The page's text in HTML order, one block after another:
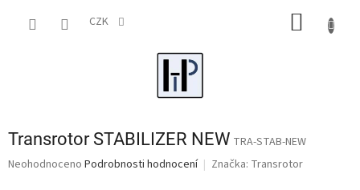
CZK
Transrotor STABILIZER NEW TRA-STAB-NEW
Průměrné
Neohodnoceno Podrobnosti hodnocení Značka: Transrotor